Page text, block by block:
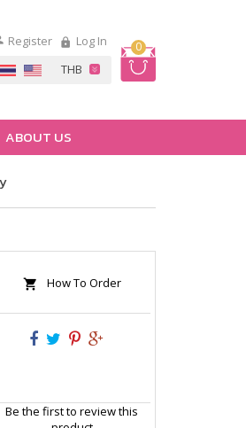
0
Register Log In
ABOUT US
How To Order
Be the first to review this